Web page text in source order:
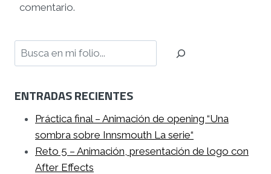
comentario.
Buscar
ENTRADAS RECIENTES
Práctica final – Animación de opening “Una
sombra sobre Innsmouth La serie“
Reto 5 – Animación, presentación de logo con
After Effects